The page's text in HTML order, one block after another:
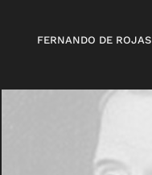
FERNANDO DE ROJAS